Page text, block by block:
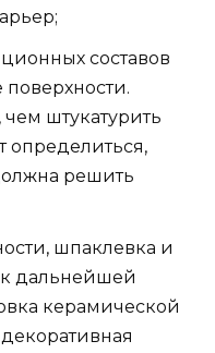
составов
штукатурить
определиться,
решить
шпаклевка и
к дальнейшей
керамической